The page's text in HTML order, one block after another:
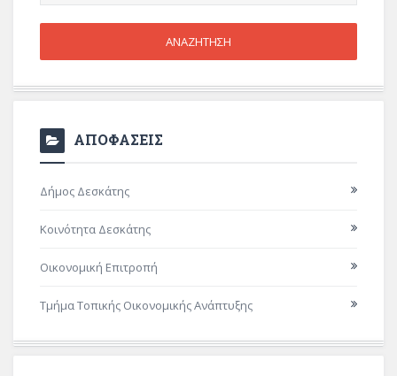
ΑΠΟΦΑΣΕΙΣ
Δήμος Δεσκάτης
Κοινότητα Δεσκάτης
Οικονομική Επιτροπή
Τμήμα Τοπικής Οικονομικής Ανάπτυξης